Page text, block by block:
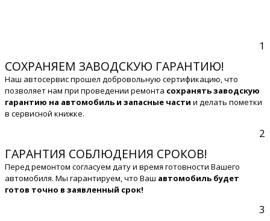
1
СОХРАНЯЕМ ЗАВОДСКУЮ ГАРАНТИЮ!
Наш автосервис прошел добровольную сертификацию, что
позволяет нам при проведении ремонта сохранять заводскую
гарантию на автомобиль и запасные части и делать пометки
в сервисной книжке.
2
ГАРАНТИЯ СОБЛЮДЕНИЯ СРОКОВ!
Перед ремонтом согласуем дату и время готовности Вашего
автомобиля. Мы гарантируем, что Ваш автомобиль будет
готов точно в заявленный срок!
3